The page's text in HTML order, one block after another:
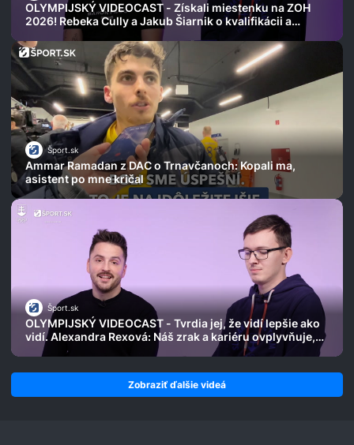
OLYMPIJSKÝ VIDEOCAST - Získali miestenku na ZOH
2026! Rebeka Cully a Jakub Šiarnik o kvalifikácii a
súťažnom skialpinizme
Šport.sk
Ammar Ramadan z DAC o Trnavčanoch: Kopali ma,
asistent po mne kričal
Šport.sk
OLYMPIJSKÝ VIDEOCAST - Tvrdia jej, že vidí lepšie ako
vidí. Alexandra Rexová: Náš zrak a kariéru ovplyvňuje,
kde je kartička
Zobraziť ďalšie videá